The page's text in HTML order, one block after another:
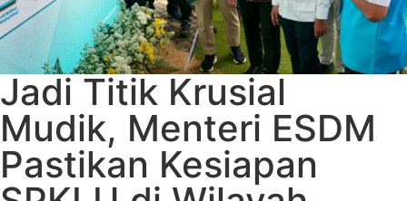
Jadi Titik Krusial
Mudik, Menteri ESDM
Pastikan Kesiapan